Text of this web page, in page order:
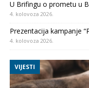
U Brifingu o prometu u
4. kolovoza 2026.
Prezentacija kampanje
4. kolovoza 2026.
VIJESTI